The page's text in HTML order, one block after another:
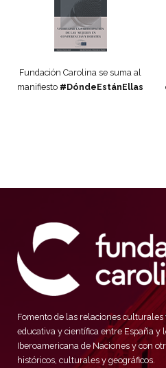
Fundación Carolina se suma al
manifiesto #DóndeEstánEllas
Fomento de las relaciones
educativa y científica entre España y
Iberoamericana de Naciones y con
históricos, culturales y geográficos.